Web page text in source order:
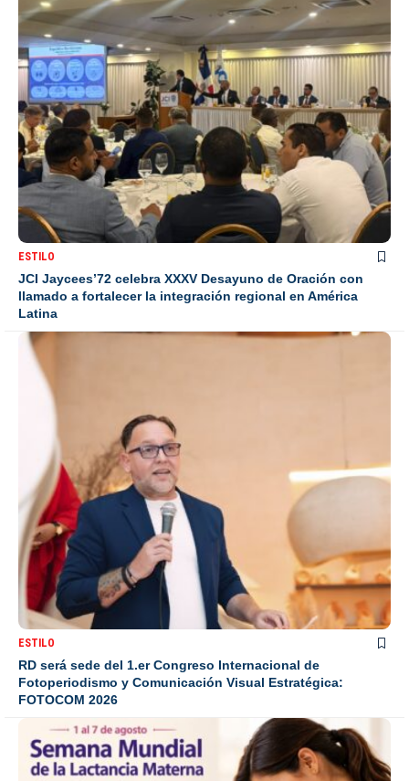
ESTILO
JCI Jaycees’72 celebra XXXV Desayuno de Oración con
llamado a fortalecer la integración regional en América
Latina
ESTILO
RD será sede del 1.er Congreso Internacional de
Fotoperiodismo y Comunicación Visual Estratégica:
FOTOCOM 2026